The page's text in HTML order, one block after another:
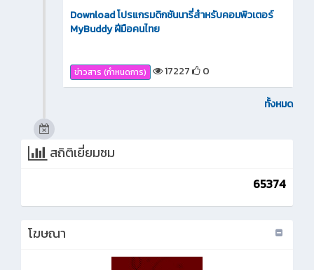
Download โปรแกรมดิกชันนารี่สำหรับคอมพิวเตอร์
MyBuddy ฝีมือคนไทย
ข่าวสาร (กำหนดการ) 17227 0
ทั้งหมด
สถิติเยี่ยมชม
65374
โฆษณา